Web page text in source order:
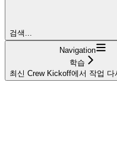
검색...
Navigation
학습
최신 Crew Kickoff에서 작업 다